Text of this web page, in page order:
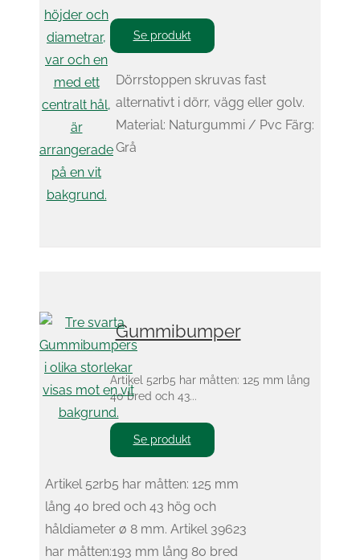
Se produkt
Dörrstoppen skruvas fast
alternativt i dörr, vägg eller golv.
Material: Naturgummi / Pvc Färg:
Grå
Gummibumper
Artikel 52rb5 har måtten: 125 mm lång
40 bred och 43...
Se produkt
Artikel 52rb5 har måtten: 125 mm
lång 40 bred och 43 hög och
håldiameter ø 8 mm. Artikel 39623
har måtten:193 mm lång 80 bred